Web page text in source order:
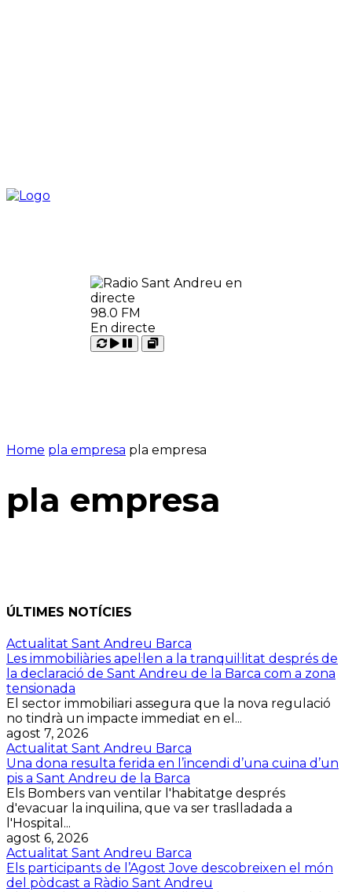
98.0 FM
En directe
Carregant
Reproduir
Pausar
Open
Home pla empresa pla empresa
pla empresa
ÚLTIMES NOTÍCIES
Actualitat Sant Andreu Barca
Les immobiliàries apel·len a la tranquil·litat després de
la declaració de Sant Andreu de la Barca com a zona
tensionada
El sector immobiliari assegura que la nova regulació
no tindrà un impacte immediat en el...
agost 7, 2026
Actualitat Sant Andreu Barca
Una dona resulta ferida en l’incendi d’una cuina d’un
pis a Sant Andreu de la Barca
Els Bombers van ventilar l'habitatge després
d'evacuar la inquilina, que va ser traslladada a
l'Hospital...
agost 6, 2026
Actualitat Sant Andreu Barca
Els participants de l’Agost Jove descobreixen el món
del pòdcast a Ràdio Sant Andreu